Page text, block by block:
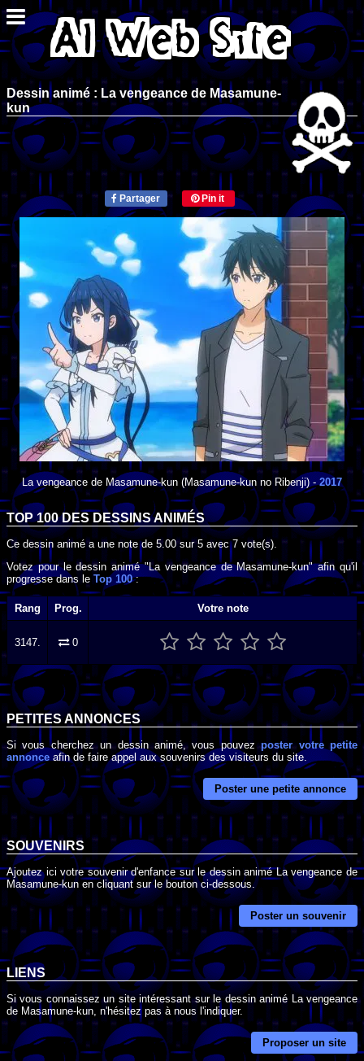
Dessin animé : La vengeance de Masamune-
kun
Partager Pin it
La vengeance de Masamune-kun (Masamune-kun no Ribenji) - 2017
TOP 100 DES DESSINS ANIMÉS
Ce dessin animé a une note de 5.00sur5 avec7 vote(s).
Votez pour le dessin animé "La vengeance de Masamune-kun" afin qu'il
progresse dans le Top 100:
Rang Prog. Votre note
3147. 0
PETITES ANNONCES
Si vous cherchez un dessin animé, vous pouvezposter votre petite
annonce afin de faire appel aux souvenirs des visiteurs du site.
Poster une petite annonce
SOUVENIRS
Ajoutez ici votre souvenir d'enfance sur le dessin animé La vengeance de
Masamune-kun en cliquant sur le bouton ci-dessous.
Poster un souvenir
LIENS
Si vous connaissez un site intéressant sur le dessin animé La vengeance
de Masamune-kun, n'hésitez pas à nous l'indiquer.
Proposer un site